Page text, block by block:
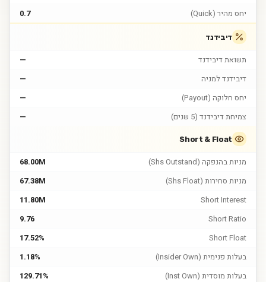
יחס מהיר (Quick)
0.7
דיבידנד
תשואת דיבידנד
—
דיבידנד למניה
—
יחס חלוקה (Payout)
—
צמיחת דיבידנד (5 שנים)
—
Short & Float
מניות בהנפקה (Shs Outstand)
68.00M
מניות סחירות (Shs Float)
67.38M
Short Interest
11.80M
Short Ratio
9.76
Short Float
17.52%
בעלות פנימית (Insider Own)
1.18%
בעלות מוסדית (Inst Own)
129.71%